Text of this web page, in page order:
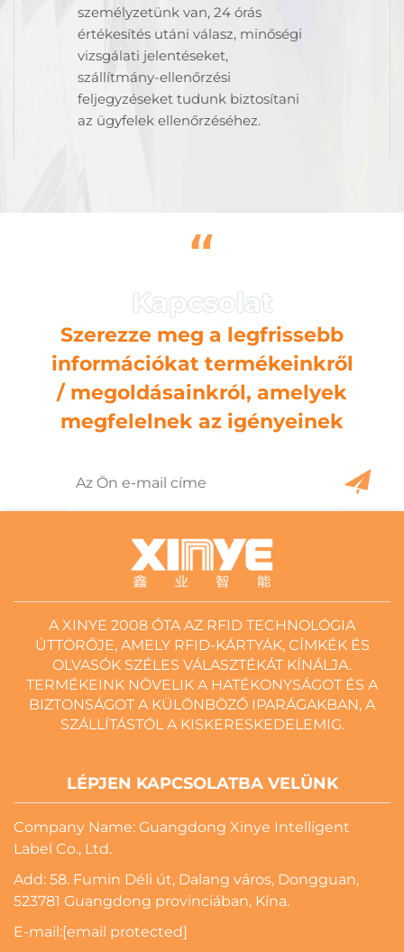
személyzetünk van, 24 órás
értékesítés utáni válasz, minőségi
vizsgálati jelentéseket,
szállítmány-ellenőrzési
feljegyzéseket tudunk biztosítani
az ügyfelek ellenőrzéséhez.
“
Szerezze meg a legfrissebb
információkat termékeinkről
/ megoldásainkról, amelyek
megfelelnek az igényeinek
A XINYE 2008 ÓTA AZ RFID TECHNOLÓGIA
ÚTTÖRŐJE, AMELY RFID-KÁRTYÁK, CÍMKÉK ÉS
OLVASÓK SZÉLES VÁLASZTÉKÁT KÍNÁLJA.
TERMÉKEINK NÖVELIK A HATÉKONYSÁGOT ÉS A
BIZTONSÁGOT A KÜLÖNBÖZŐ IPARÁGAKBAN, A
SZÁLLÍTÁSTÓL A KISKERESKEDELEMIG.
LÉPJEN KAPCSOLATBA VELÜNK
Company Name: Guangdong Xinye Intelligent
Label Co., Ltd.
Add: 58. Fumin Déli út, Dalang város, Dongguan,
523781 Guangdong provinciában, Kína.
E-mail:[email protected]